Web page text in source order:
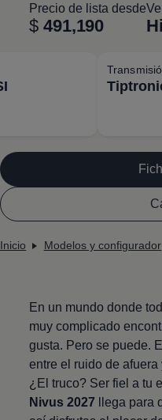
Precio de lista desde
$ 491,190
Inicio Modelos y configurador
En un mundo donde
muy complicado
gusta. Pero se puede.
entre el ruido de
¿El truco? Ser fiel a tu
Nivus 2027 llega para